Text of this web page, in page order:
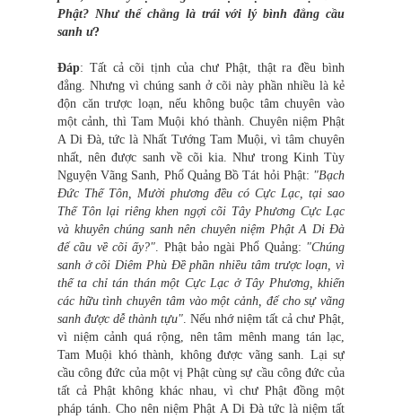
Phật? Như thế chẳng là trái với lý bình đẳng cầu
sanh ư?
Đáp: Tất cả cõi tịnh của chư Phật, thật ra đều bình
đẳng. Nhưng vì chúng sanh ở cõi này phần nhiều là kẻ
độn căn trược loạn, nếu không buộc tâm chuyên vào
một cảnh, thì Tam Muội khó thành. Chuyên niệm Phật
A Di Đà, tức là Nhất Tướng Tam Muội, vì tâm chuyên
nhất, nên được sanh về cõi kia. Như trong Kinh Tùy
Nguyện Vãng Sanh, Phổ Quảng Bồ Tát hỏi Phật: "Bạch
Đức Thế Tôn, Mười phương đều có Cực Lạc, tại sao
Thế Tôn lại riêng khen ngợi cõi Tây Phương Cực Lạc
và khuyên chúng sanh nên chuyên niệm Phật A Di Đà
để cầu về cõi ấy?". Phật bảo ngài Phổ Quảng: "Chúng
sanh ở cõi Diêm Phù Đề phần nhiều tâm trược loạn, vì
thế ta chỉ tán thán một Cực Lạc ở Tây Phương, khiến
các hữu tình chuyên tâm vào một cảnh, để cho sự vãng
sanh được dễ thành tựu". Nếu nhớ niệm tất cả chư Phật,
vì niệm cảnh quá rộng, nên tâm mênh mang tán lạc,
Tam Muội khó thành, không được vãng sanh. Lại sự
cầu công đức của một vị Phật cùng sự cầu công đức của
tất cả Phật không khác nhau, vì chư Phật đồng một
pháp tánh. Cho nên niệm Phật A Di Đà tức là niệm tất